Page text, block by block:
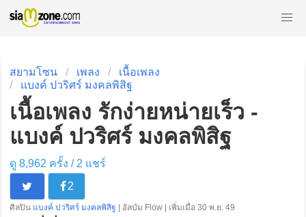
สยามโซน เพลง
เนื้อเพลง
แบงค์ ปวริศร์ มงคลพิสิฐ
เนื้อเพลง รักง่ายหน่ายเร็ว -
แบงค์ ปวริศร์ มงคลพิสิฐ
ดู 8,962 ครั้ง / 2 แชร์
2
ศิลปิน แบงค์ ปวริศร์ มงคลพิสิฐ | อัลบัม Flow | เพิ่มเมื่อ 30 พ.ย. 49